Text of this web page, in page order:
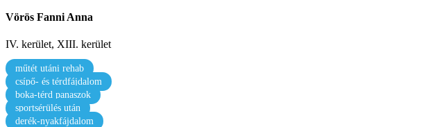
Vörös Fanni Anna
IV. kerület, XIII. kerület
műtét utáni rehab
csípő- és térdfájdalom
boka-térd panaszok
sportsérülés után
derék-nyakfájdalom